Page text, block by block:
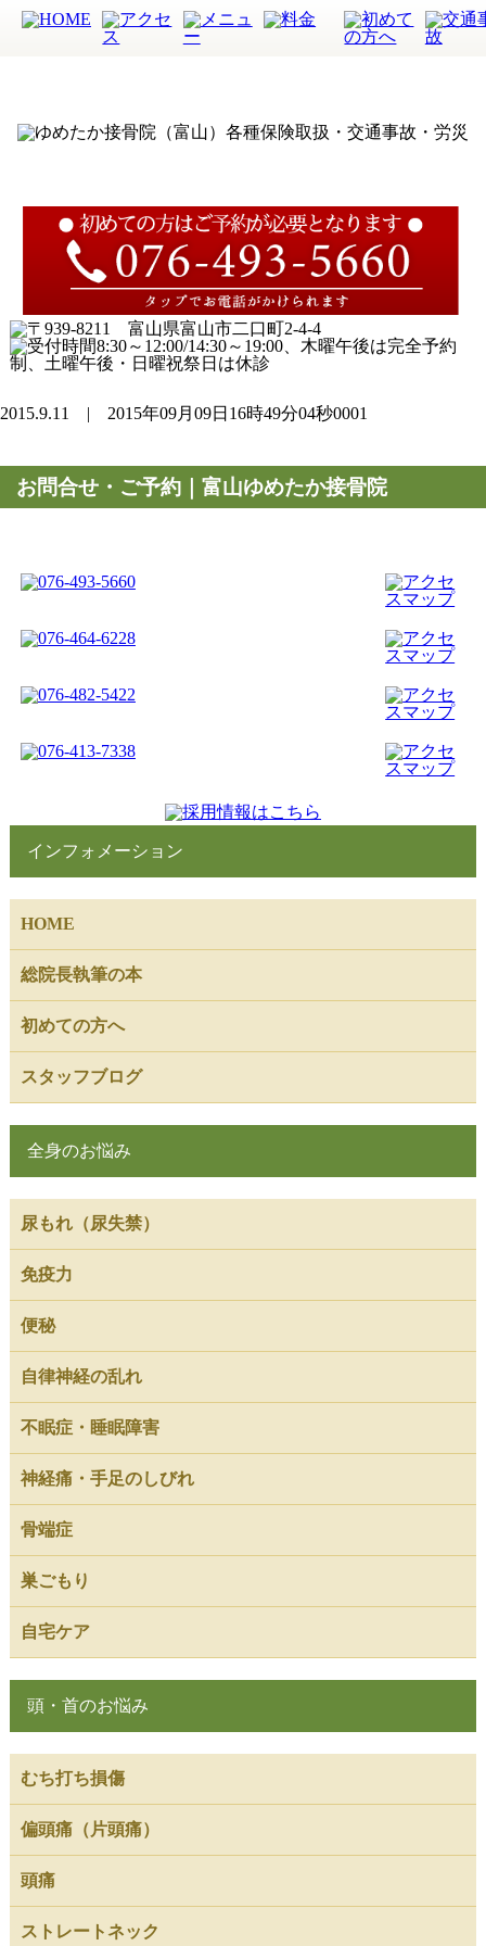
2015.9.11 | 2015年09月09日16時49分04秒0001
お問合せ・ご予約｜富山ゆめたか接骨院
インフォメーション
HOME
総院長執筆の本
初めての方へ
スタッフブログ
全身のお悩み
尿もれ（尿失禁）
免疫力
便秘
自律神経の乱れ
不眠症・睡眠障害
神経痛・手足のしびれ
骨端症
巣ごもり
自宅ケア
頭・首のお悩み
むち打ち損傷
偏頭痛（片頭痛）
頭痛
ストレートネック